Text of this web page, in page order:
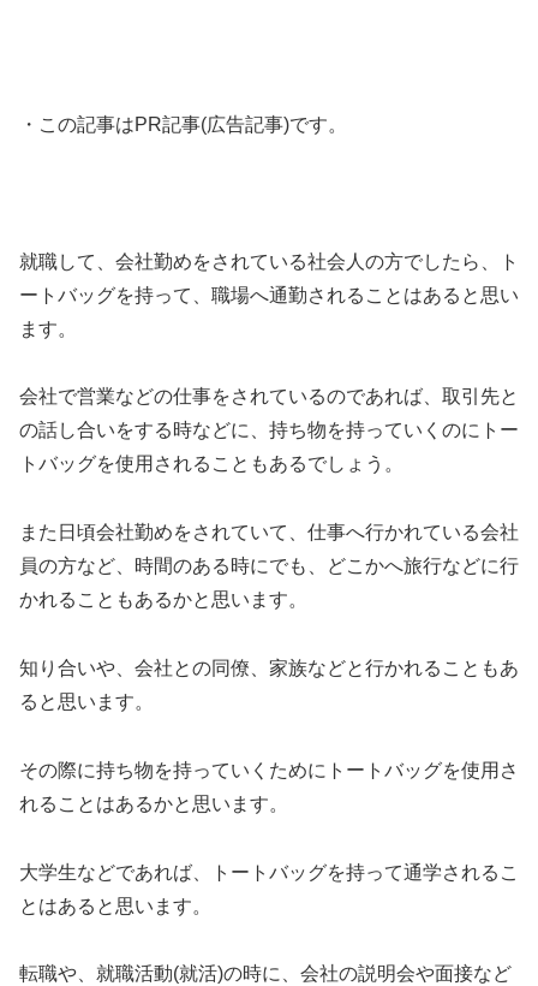
・この記事はPR記事(広告記事)です。
就職して、会社勤めをされている社会人の方でしたら、ト
ートバッグを持って、職場へ通勤されることはあると思い
ます。
会社で営業などの仕事をされているのであれば、取引先と
の話し合いをする時などに、持ち物を持っていくのにトー
トバッグを使用されることもあるでしょう。
また日頃会社勤めをされていて、仕事へ行かれている会社
員の方など、時間のある時にでも、どこかへ旅行などに行
かれることもあるかと思います。
知り合いや、会社との同僚、家族などと行かれることもあ
ると思います。
その際に持ち物を持っていくためにトートバッグを使用さ
れることはあるかと思います。
大学生などであれば、トートバッグを持って通学されるこ
とはあると思います。
転職や、就職活動(就活)の時に、会社の説明会や面接など